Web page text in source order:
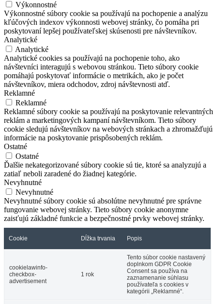
Výkonnostné
Výkonnostné súbory cookie sa používajú na pochopenie a analýzu
kľúčových indexov výkonnosti webovej stránky, čo pomáha pri
poskytovaní lepšej používateľskej skúsenosti pre návštevníkov.
Analytické
Analytické
Analytické cookies sa používajú na pochopenie toho, ako
návštevníci interagujú s webovou stránkou. Tieto súbory cookie
pomáhajú poskytovať informácie o metrikách, ako je počet
návštevníkov, miera odchodov, zdroj návštevnosti atď.
Reklamné
Reklamné
Reklamné súbory cookie sa používajú na poskytovanie relevantných
reklám a marketingových kampaní návštevníkom. Tieto súbory
cookie sledujú návštevníkov na webových stránkach a zhromažďujú
informácie na poskytovanie prispôsobených reklám.
Ostatné
Ostatné
Ďalšie nekategorizované súbory cookie sú tie, ktoré sa analyzujú a
zatiaľ neboli zaradené do žiadnej kategórie.
Nevyhnutné
Nevyhnutné
Nevyhnutné súbory cookie sú absolútne nevyhnutné pre správne
fungovanie webovej stránky. Tieto súbory cookie anonymne
zaisťujú základné funkcie a bezpečnostné prvky webovej stránky.
Cookie Dĺžka trvania Popis
cookielawinfo-
checkbox-
advertisement
1 rok
Tento súbor cookie nastavený
doplnkom GDPR Cookie
Consent sa používa na
zaznamenanie súhlasu
používateľa s cookies v
kategórii „Reklamné“.